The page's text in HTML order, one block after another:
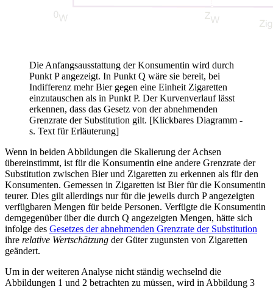
Die Anfangsausstattung der Konsumentin wird durch
Punkt P angezeigt. In Punkt Q wäre sie bereit, bei
Indifferenz mehr Bier gegen eine Einheit Zigaretten
einzutauschen als in Punkt P. Der Kurvenverlauf lässt
erkennen, dass das Gesetz von der abnehmenden
Grenzrate der Substitution gilt. [Klickbares Diagramm -
s. Text für Erläuterung]
Wenn in beiden Abbildungen die Skalierung der Achsen
übereinstimmt, ist für die Konsumentin eine andere Grenzrate der
Substitution zwischen Bier und Zigaretten zu erkennen als für den
Konsumenten. Gemessen in Zigaretten ist Bier für die Konsumentin
teurer. Dies gilt allerdings nur für die jeweils durch P angezeigten
verfügbaren Mengen für beide Personen. Verfügte die Konsumentin
demgegenüber über die durch Q angezeigten Mengen, hätte sich
infolge des Gesetzes der abnehmenden Grenzrate der Substitution
ihre relative Wertschätzung der Güter zugunsten von Zigaretten
geändert.
Um in der weiteren Analyse nicht ständig wechselnd die
Abbildungen 1 und 2 betrachten zu müssen, wird in Abbildung 3